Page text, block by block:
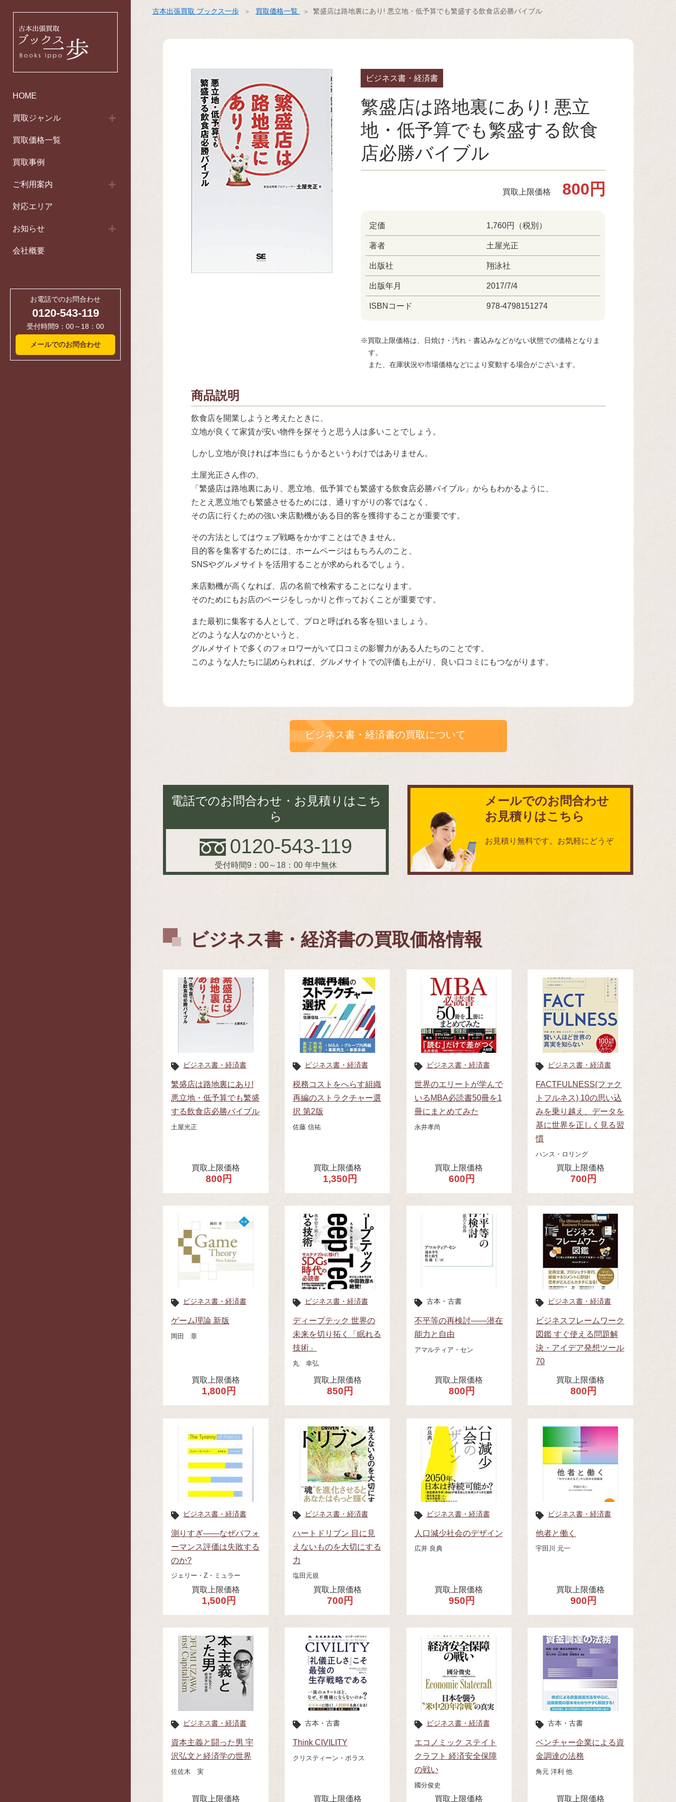
HOME
買取ジャンル
買取価格一覧
買取事例
ご利用案内
対応エリア
お知らせ
会社概要
お電話でのお問合わせ
0120-543-119
受付時間9：00～18：00
メールでのお問合わせ
古本出張買取 ブックス一歩 買取価格一覧 繁盛店は路地裏にあり! 悪立地・低予算でも繁盛する飲食店必勝バイブル
ビジネス書・経済書
繁盛店は路地裏にあり! 悪立
地・低予算でも繁盛する飲食
店必勝バイブル
買取上限価格 800円
定価 1,760円（税別）
著者 土屋光正
出版社 翔泳社
出版年月 2017/7/4
ISBNコード 978-4798151274
※買取上限価格は、日焼け・汚れ・書込みなどがない状態での価格となりま
す。
また、在庫状況や市場価格などにより変動する場合がございます。
商品説明
飲食店を開業しようと考えたときに、
立地が良くて家賃が安い物件を探そうと思う人は多いことでしょう。
しかし立地が良ければ本当にもうかるというわけではありません。
土屋光正さん作の、
「繁盛店は路地裏にあり、悪立地、低予算でも繁盛する飲食店必勝バイブル」からもわかるように、
たとえ悪立地でも繁盛させるためには、通りすがりの客ではなく、
その店に行くための強い来店動機がある目的客を獲得することが重要です。
その方法としてはウェブ戦略をかかすことはできません。
目的客を集客するためには、ホームページはもちろんのこと、
SNSやグルメサイトを活用することが求められるでしょう。
来店動機が高くなれば、店の名前で検索することになります。
そのためにもお店のページをしっかりと作っておくことが重要です。
また最初に集客する人として、プロと呼ばれる客を狙いましょう。
どのような人なのかというと、
グルメサイトで多くのフォロワーがいて口コミの影響力がある人たちのことです。
このような人たちに認められれば、グルメサイトでの評価も上がり、良い口コミにもつながります。
ビジネス書・経済書の買取について
電話でのお問合わせ・お見積りはこち
ら
0120-543-119
受付時間9：00～18：00 年中無休
メールでのお問合わせ
お見積りはこちら
お見積り無料です。お気軽にどうぞ
ビジネス書・経済書の買取価格情報
ビジネス書・経済書
繁盛店は路地裏にあり!
悪立地・低予算でも繁盛
する飲食店必勝バイブル
土屋光正
買取上限価格
800円
ビジネス書・経済書
税務コストをへらす組織
再編のストラクチャー選
択 第2版
佐藤 信祐
買取上限価格
1,350円
ビジネス書・経済書
世界のエリートが学んで
いるMBA必読書50冊を1
冊にまとめてみた
永井孝尚
買取上限価格
600円
ビジネス書・経済書
FACTFULNESS(ファク
トフルネス) 10の思い込
みを乗り越え、データを
基に世界を正しく見る習
慣
ハンス・ロリング
買取上限価格
700円
ビジネス書・経済書
ゲーム理論 新版
岡田 章
買取上限価格
1,800円
ビジネス書・経済書
ディープテック 世界の
未来を切り拓く「眠れる
技術」
丸 幸弘
買取上限価格
850円
古本・古書
不平等の再検討――潜在
能力と自由
アマルティア・セン
買取上限価格
800円
ビジネス書・経済書
ビジネスフレームワーク
図鑑 すぐ使える問題解
決・アイデア発想ツール
70
買取上限価格
800円
ビジネス書・経済書
測りすぎ――なぜパフォ
ーマンス評価は失敗する
のか?
ジェリー・Z・ミュラー
買取上限価格
1,500円
ビジネス書・経済書
ハートドリブン 目に見
えないものを大切にする
力
塩田元規
買取上限価格
700円
ビジネス書・経済書
人口減少社会のデザイン
広井 良典
買取上限価格
950円
ビジネス書・経済書
他者と働く
宇田川 元一
買取上限価格
900円
ビジネス書・経済書
資本主義と闘った男 宇
沢弘文と経済学の世界
佐佐木 実
買取上限価格
古本・古書
Think CIVILITY
クリスティーン・ポラス
買取上限価格
ビジネス書・経済書
エコノミック ステイト
クラフト 経済安全保障
の戦い
國分俊史
買取上限価格
古本・古書
ベンチャー企業による資
金調達の法務
角元 洋利 他
買取上限価格